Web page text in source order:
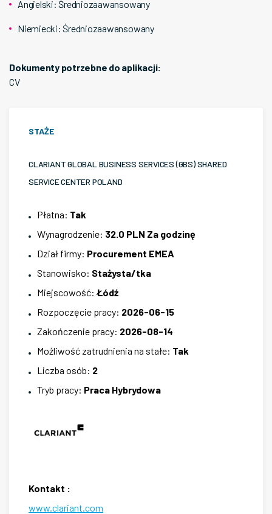
Angielski:Średniozaawansowany
Niemiecki:Średniozaawansowany
Dokumenty potrzebne do aplikacji:
CV
STAŻE
CLARIANT GLOBAL BUSINESS SERVICES (GBS) SHARED
SERVICE CENTER POLAND
Płatna: Tak
Wynagrodzenie: 32.0 PLN Za godzinę
Dział firmy: Procurement EMEA
Stanowisko: Stażysta/tka
Miejscowość:Łódź
Rozpoczęcie pracy: 2026-06-15
Zakończenie pracy: 2026-08-14
Możliwość zatrudnienia na stałe: Tak
Liczba osób: 2
Tryb pracy: Praca Hybrydowa
Kontakt :
www.clariant.com